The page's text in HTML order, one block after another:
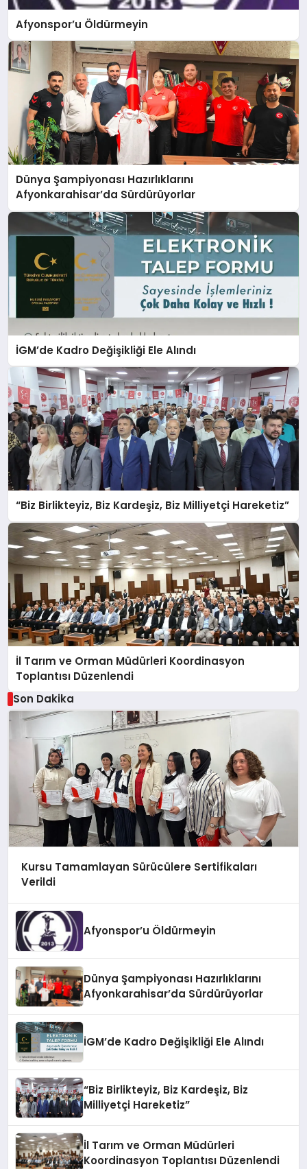
Afyonspor’u Öldürmeyin
Dünya Şampiyonası Hazırlıklarını
Afyonkarahisar’da Sürdürüyorlar
İGM’de Kadro Değişikliği Ele Alındı
“Biz Birlikteyiz, Biz Kardeşiz, Biz Milliyetçi Hareketiz”
İl Tarım ve Orman Müdürleri Koordinasyon
Toplantısı Düzenlendi
Son Dakika
Kursu Tamamlayan Sürücülere Sertifikaları
Verildi
Afyonspor’u Öldürmeyin
Dünya Şampiyonası Hazırlıklarını
Afyonkarahisar’da Sürdürüyorlar
İGM’de Kadro Değişikliği Ele Alındı
“Biz Birlikteyiz, Biz Kardeşiz, Biz
Milliyetçi Hareketiz”
İl Tarım ve Orman Müdürleri
Koordinasyon Toplantısı Düzenlendi